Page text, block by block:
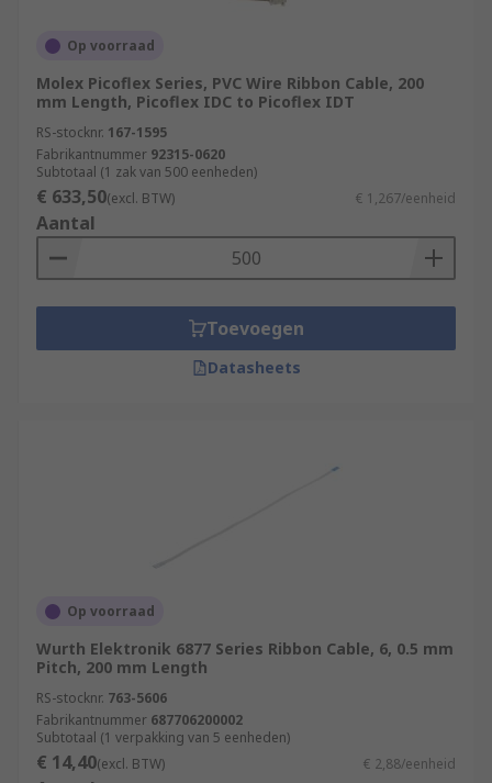
Op voorraad
Molex Picoflex Series, PVC Wire Ribbon Cable, 200
mm Length, Picoflex IDC to Picoflex IDT
RS-stocknr. 167-1595
Fabrikantnummer 92315-0620
Subtotaal (1 zak van 500 eenheden)
€ 633,50(excl. BTW) € 1,267/eenheid
Aantal
Toevoegen
Datasheets
Op voorraad
Wurth Elektronik 6877 Series Ribbon Cable, 6, 0.5 mm
Pitch, 200 mm Length
RS-stocknr. 763-5606
Fabrikantnummer 687706200002
Subtotaal (1 verpakking van 5 eenheden)
€ 14,40(excl. BTW) € 2,88/eenheid